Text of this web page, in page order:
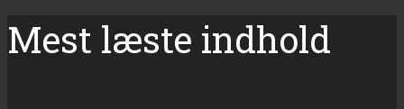
Mest læste indhold